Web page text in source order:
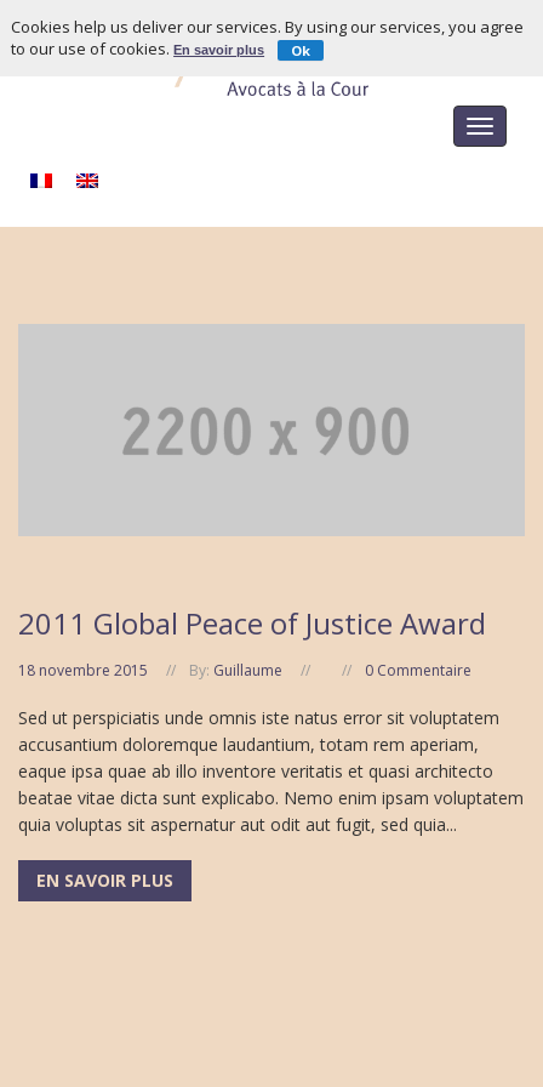
Toggle
2011 Global Peace of Justice Award
18 novembre 2015 By: Guillaume 0 Commentaire
Sed ut perspiciatis unde omnis iste natus error sit voluptatem
accusantium doloremque laudantium, totam rem aperiam,
eaque ipsa quae ab illo inventore veritatis et quasi architecto
beatae vitae dicta sunt explicabo. Nemo enim ipsam voluptatem
quia voluptas sit aspernatur aut odit aut fugit, sed quia...
EN SAVOIR PLUS
Cookies help us deliver our services. By using our services, you agree
to our use of cookies.En savoir plus Ok